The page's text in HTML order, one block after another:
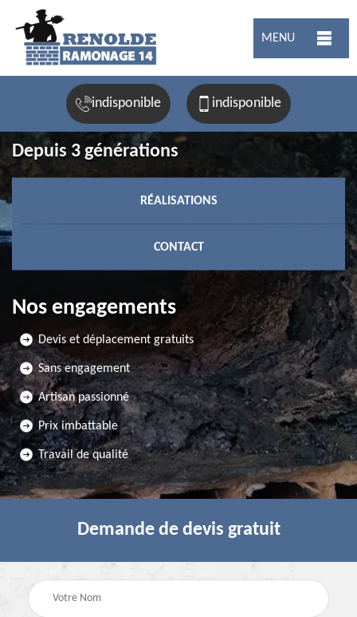
MENU
indisponible indisponible
Depuis 3 générations
RÉALISATIONS
CONTACT
Nos engagements
Devis et déplacement gratuits
Sans engagement
Artisan passionné
Prix imbattable
Travail de qualité
Demande de devis gratuit